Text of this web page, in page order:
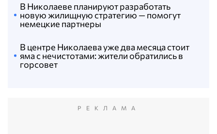
В центре Николаева уже два месяца стоит
яма с нечистотами: жители обратились в
горсовет
В Николаеве планируют разработать
новую жилищную стратегию — помогут
немецкие партнеры
РЕКЛАМА